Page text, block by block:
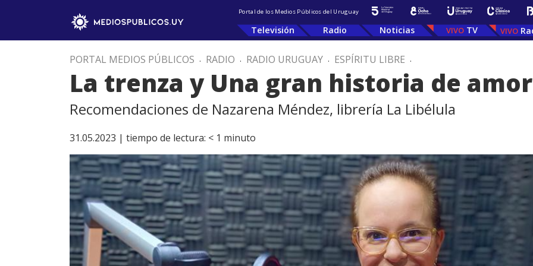
Portal de los Medios Públicos del Uruguay
Televisión Radio Noticias TV
PORTAL MEDIOS PÚBLICOS . RADIO . RADIO URUGUAY . ESPÍRITU LIBRE .
La trenza y Una gran historia de amor
Recomendaciones de Nazarena Méndez, librería La Libélula
31.05.2023 | tiempo de lectura: < 1 minuto